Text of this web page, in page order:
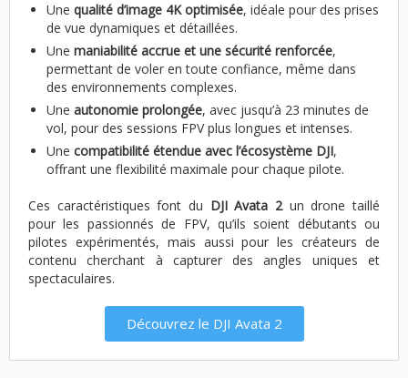
Une qualité d’image 4K optimisée, idéale pour des prises
de vue dynamiques et détaillées.
Une maniabilité accrue et une sécurité renforcée,
permettant de voler en toute confiance, même dans
des environnements complexes.
Une autonomie prolongée, avec jusqu’à 23 minutes de
vol, pour des sessions FPV plus longues et intenses.
Une compatibilité étendue avec l’écosystème DJI,
offrant une flexibilité maximale pour chaque pilote.
Ces caractéristiques font du DJI Avata 2un drone taillé
pour les passionnés de FPV, qu’ils soient débutants ou
pilotes expérimentés, mais aussi pour les créateurs de
contenu cherchant à capturer des angles uniques et
spectaculaires.
Découvrez le DJI Avata 2